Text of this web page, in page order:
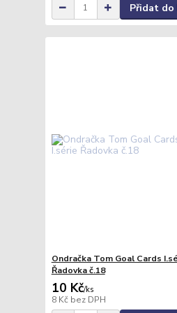
Přidat do
Ondračka Tom Goal Cards
Řadovka č.18
10 Kč/ks
8 Kč bez DPH